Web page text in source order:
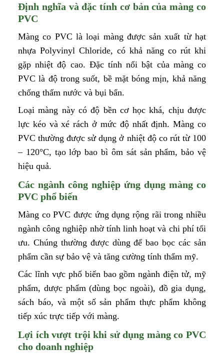
Định nghĩa và đặc tính cơ bản của màng co
PVC
Màng co PVC là loại màng được sản xuất từ hạt
nhựa Polyvinyl Chloride, có khả năng co rút khi
gặp nhiệt độ cao. Đặc tính nổi bật của màng co
PVC là độ trong suốt, bề mặt bóng mịn, khả năng
chống thấm nước và bụi bẩn.
Loại màng này có độ bền cơ học khá, chịu được
lực kéo và xé rách ở mức độ nhất định. Màng co
PVC thường được sử dụng ở nhiệt độ co rút từ 100
– 120°C, tạo lớp bao bì ôm sát sản phẩm, bảo vệ
hiệu quả.
Các ngành công nghiệp ứng dụng màng co
PVC phổ biến
Màng co PVC được ứng dụng rộng rãi trong nhiều
ngành công nghiệp nhờ tính linh hoạt và chi phí tối
ưu. Chúng thường được dùng để bao bọc các sản
phẩm cần sự bảo vệ và tăng cường tính thẩm mỹ.
Các lĩnh vực phổ biến bao gồm ngành điện tử, mỹ
phẩm, dược phẩm (dùng bọc ngoài), đồ gia dụng,
sách báo, và một số sản phẩm thực phẩm không
tiếp xúc trực tiếp với màng.
Lợi ích vượt trội khi sử dụng màng co PVC
cho doanh nghiệp